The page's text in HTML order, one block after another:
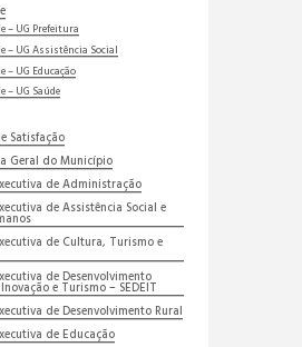
– UG Prefeitura
– UG Assistência Social
– UG Educação
– UG Saúde
Satisfação
Geral do Município
de Administração
de Assistência Social e
de Cultura, Turismo e
de Desenvolvimento
e Turismo – SEDEIT
de Desenvolvimento Rural
de Educação